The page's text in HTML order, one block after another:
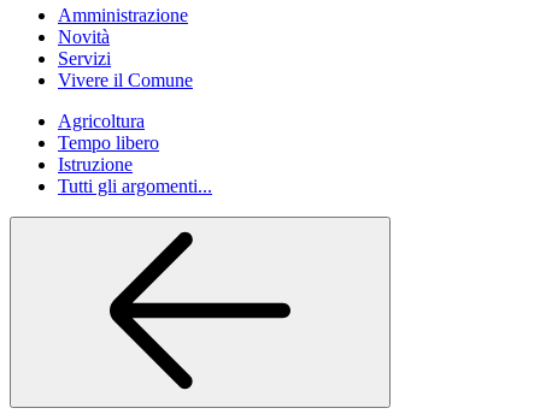
Amministrazione
Novità
Servizi
Vivere il Comune
Agricoltura
Tempo libero
Istruzione
Tutti gli argomenti...